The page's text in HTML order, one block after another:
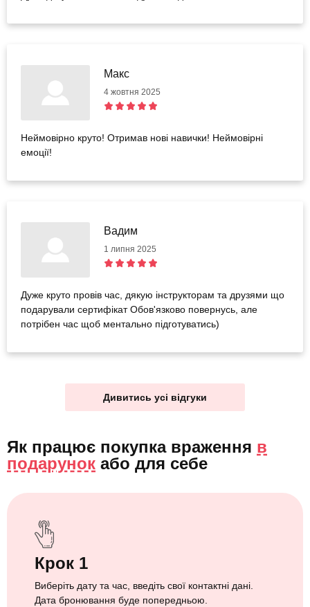
Макс
4 жовтня 2025
Неймовірно круто! Отримав нові навички! Неймовірні
емоції!
Вадим
1 липня 2025
Дуже круто провів час, дякую інструкторам та друзями що
подарували сертифікат Обов'язково повернусь, але
потрібен час щоб ментально підготуватись)
Дивитись усі відгуки
Як працює покупка враження в
подарунок або для себе
Крок 1
Виберіть дату та час, введіть свої контактні дані.
Дата бронювання буде попередньою.